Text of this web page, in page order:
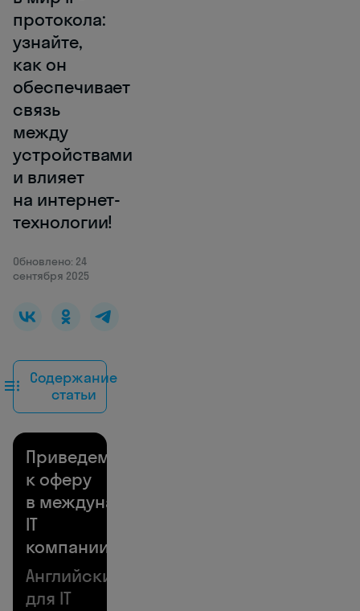
протокола:
узнайте,
как он
обеспечивает
связь
между
устройствами
и влияет
на интернет-
технологии!
Обновлено: 24
сентября 2025
Содержание
статьи
Приведем
к оферу
в международной
IT
компании
Английский
для IT